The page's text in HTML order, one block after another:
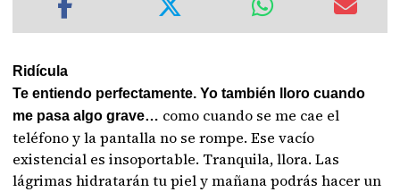
Ridícula
Te entiendo perfectamente. Yo también lloro cuando
me pasa algo grave… como cuando se me cae el
teléfono y la pantalla no se rompe. Ese vacío
existencial es insoportable. Tranquila, llora. Las
lágrimas hidratarán tu piel y mañana podrás hacer un